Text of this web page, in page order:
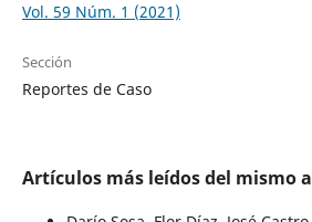
Vol. 59 Núm. 1 (2021)
Sección
Reportes de Caso
Artículos más leídos del mismo